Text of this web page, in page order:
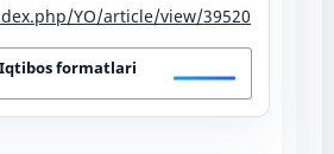
YO/article/view/39520
Iqtibos formatlari